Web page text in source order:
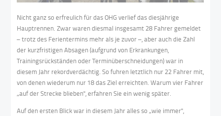
Nicht ganz so erfreulich für das OHG verlief das diesjährige
Hauptrennen. Zwar waren diesmal insgesamt 28 Fahrer gemeldet
– trotz des Ferientermins mehr als je zuvor –, aber auch die Zahl
der kurzfristigen Absagen (aufgrund von Erkrankungen,
Trainingsrückständen oder Terminüberschneidungen) war in
diesem Jahr rekordverdächtig. So fuhren letztlich nur 22 Fahrer mit,
von denen wiederum nur 18 das Ziel erreichten. Warum vier Fahrer
„auf der Strecke blieben", erfahren Sie ein wenig später.
Auf den ersten Blick war in diesem Jahr alles so „wie immer",